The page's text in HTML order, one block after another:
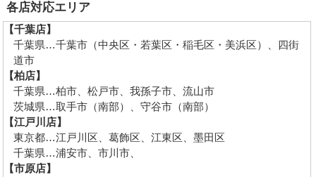
各店対応エリア
【千葉店】
千葉県…千葉市（中央区・若葉区・稲毛区・美浜区）、四街
道市
【柏店】
千葉県…柏市、松戸市、我孫子市、流山市
茨城県…取手市（南部）、守谷市（南部）
【江戸川店】
東京都…江戸川区、葛飾区、江東区、墨田区
千葉県…浦安市、市川市、
【市原店】